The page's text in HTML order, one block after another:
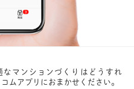
なマンションづくりはどうすれ
ムアプリにおまかせください。